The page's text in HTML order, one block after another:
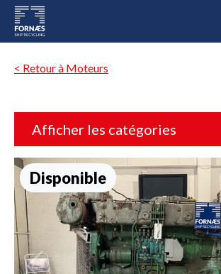
< Retour à Moteurs
Afficher les catégories
Disponible